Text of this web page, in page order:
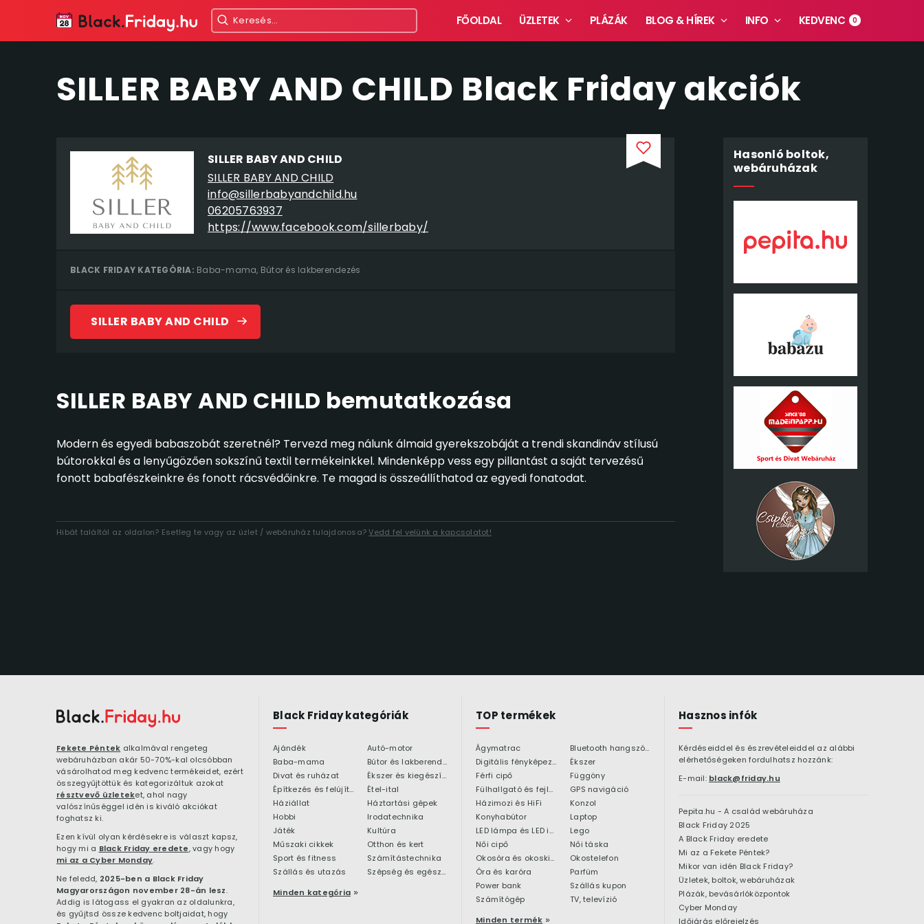
FŐOLDAL ÜZLETEK PLÁZÁK BLOG & HÍREK INFO KEDVENC 0
SILLER BABY AND CHILD Black Friday akciók
SILLER BABY AND CHILD
SILLER BABY AND CHILD
info@sillerbabyandchild.hu
06205763937
https://www.facebook.com/sillerbaby/
BLACK FRIDAY KATEGÓRIA: Baba-mama, Bútor és lakberendezés
SILLER BABY AND CHILD
SILLER BABY AND CHILD bemutatkozása
Modern és egyedi babaszobát szeretnél? Tervezd meg nálunk álmaid gyerekszobáját a trendi skandináv stílusú
bútorokkal és a lenyűgözően sokszínű textil termékeinkkel. Mindenképp vess egy pillantást a saját tervezésű
fonott babafészkeinkre és fonott rácsvédőinkre. Te magad is összeállíthatod az egyedi fonatodat.
Hibát találtál az oldalon? Esetleg te vagy az üzlet / webáruház tulajdonosa?Vedd fel velünk a kapcsolatot!
Hasonló boltok,
webáruházak
Fekete Péntek alkalmával rengeteg
webáruházban akár 50-70%-kal olcsóbban
vásárolhatod meg kedvenc termékeidet, ezért
összegyűjtöttük és kategorizáltuk azokat
résztvevő üzleteket, ahol nagy
valószínűséggel idén is kiváló akciókat
foghatsz ki.
Ezen kívül olyan kérdésekre is választ kapsz,
hogy mi a Black Friday eredete, vagy hogy
mi az a Cyber Monday.
Ne feledd, 2025-ben a Black Friday
Magyarországon november 28-án lesz.
Addig is látogass el gyakran az oldalunkra,
és gyűjtsd össze kedvenc boltjaidat, hogy
Black Friday kategóriák
Ajándék
Autó-motor
Baba-mama
Bútor és lakberendezés
Divat és ruházat
Ékszer és kiegészítő
Építkezés és felújítás
Étel-ital
Háziállat
Háztartási gépek
Hobbi
Irodatechnika
Játék
Kultúra
Műszaki cikkek
Otthon és kert
Sport és fitness
Számítástechnika
Szállás és utazás
Szépség és egészség
Minden kategória
TOP termékek
Ágymatrac
Bluetooth hangszóró
Digitális fényképezőgép
Ékszer
Férfi cipő
Függöny
Fülhallgató és fejlhallgató
GPS navigáció
Házimozi és HiFi
Konzol
Konyhabútor
Laptop
LED lámpa és LED izzó
Lego
Női cipő
Női táska
Okosóra és okoskiegészítő
Okostelefon
Óra és karóra
Parfüm
Power bank
Szállás kupon
Számítógép
TV, televízió
Minden termék
Hasznos infók
Kérdéseiddel és észrevételeiddel az alábbi
elérhetőségeken fordulhatsz hozzánk:
E-mail: black@friday.hu
Pepita.hu - A család webáruháza
Black Friday 2025
A Black Friday eredete
Mi az a Fekete Péntek?
Mikor van idén Black Friday?
Üzletek, boltok, webáruházak
Plázák, bevásárlóközpontok
Cyber Monday
Időjárás előrejelzés